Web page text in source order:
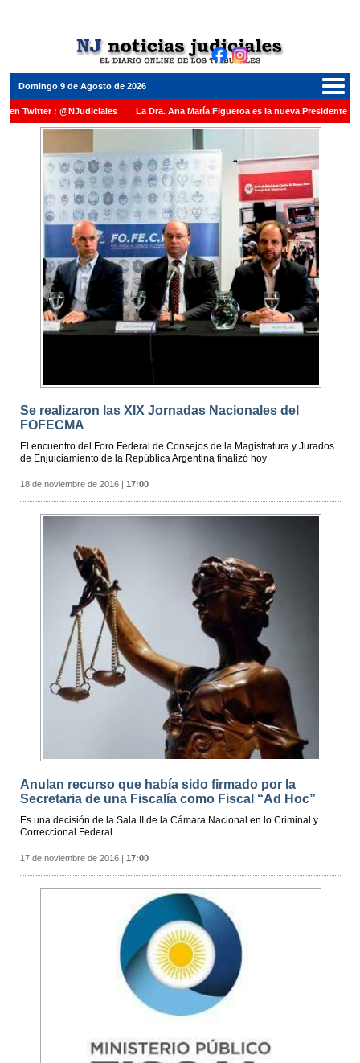
Domingo 9 de Agosto de 2026
: @NJudiciales La Dra. Ana María Figueroa es la nueva Presidente de la
medalla al Dr. Raul Zaffaroni en reconocimiento por su paso por el Alto
en la Corte Suprema de Justicia de la Nación La denuncia por
Se realizaron las XIX Jornadas Nacionales del
FOFECMA
El encuentro del Foro Federal de Consejos de la Magistratura y Jurados
de Enjuiciamiento de la República Argentina finalizó hoy
18 de noviembre de 2016 | 17:00
Anulan recurso que había sido firmado por la
Secretaria de una Fiscalía como Fiscal “Ad Hoc”
Es una decisión de la Sala II de la Cámara Nacional en lo Criminal y
Correccional Federal
17 de noviembre de 2016 17:00